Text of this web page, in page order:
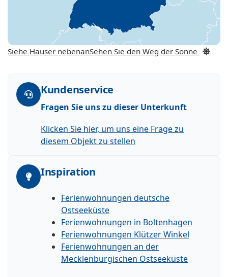
Siehe Häuser nebenanSehen Sie den Weg der Sonne
Kundenservice
Fragen Sie uns zu dieser Unterkunft
Klicken Sie hier, um uns eine Frage zu
diesem Objekt zu stellen
Inspiration
Ferienwohnungen deutsche
Ostseeküste
Ferienwohnungen in Boltenhagen
Ferienwohnungen Klützer Winkel
Ferienwohnungen an der
Mecklenburgischen Ostseeküste